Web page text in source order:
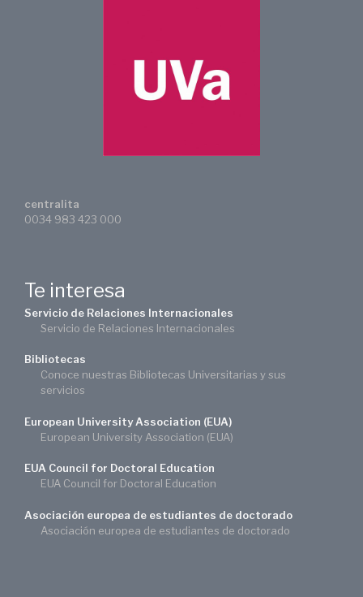
centralita
0034 983 423 000
Te interesa
Servicio de Relaciones Internacionales
Servicio de Relaciones Internacionales
Bibliotecas
Conoce nuestras Bibliotecas Universitarias y sus
servicios
European University Association (EUA)
European University Association (EUA)
EUA Council for Doctoral Education
EUA Council for Doctoral Education
Asociación europea de estudiantes de doctorado
Asociación europea de estudiantes de doctorado